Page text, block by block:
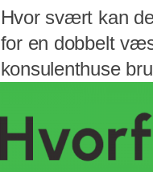
Hvor svært kan
for en dobbelt
konsulenthuse